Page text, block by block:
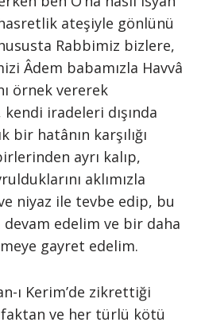
ateşiyle gönlünü
Rabbimiz bizlere,
Âdem babamızla Havvâ
örnek vererek
iradeleri dışında
bir hatânın karşılığı
ayrı kalıp,
aklımızla
niyaz ile tevbe edip, bu
edelim ve bir daha
gayret edelim.
ı Kerim’de zikrettiği
ve her türlü kötü